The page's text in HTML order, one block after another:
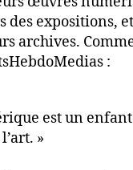
des expositions,
archives.
:
est un
»